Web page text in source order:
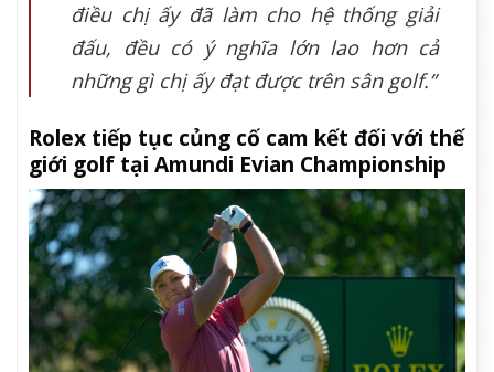
điều chị ấy đã làm cho hệ thống giải
đấu, đều có ý nghĩa lớn lao hơn cả
những gì chị ấy đạt được trên sân golf.”
Rolex tiếp tục củng cố cam kết đối với thế
giới golf tại Amundi Evian Championship